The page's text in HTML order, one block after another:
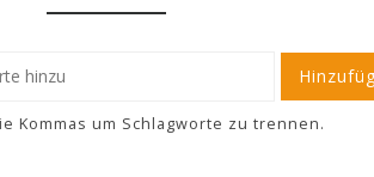
Kommas um Schlagworte zu trennen.